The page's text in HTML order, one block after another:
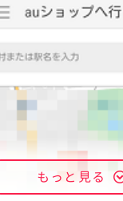
ラインショップに
ホの種類を選択す
もっと見る